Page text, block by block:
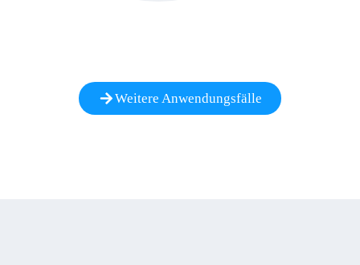
Weitere Anwendungsfälle